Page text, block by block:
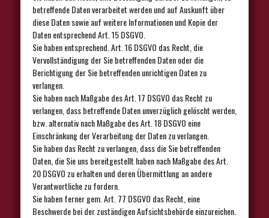
betreffende Daten verarbeitet werden und auf Auskunft über
diese Daten sowie auf weitere Informationen und Kopie der
Daten entsprechend Art. 15 DSGVO.
Sie haben entsprechend. Art. 16 DSGVO das Recht, die
Vervollständigung der Sie betreffenden Daten oder die
Berichtigung der Sie betreffenden unrichtigen Daten zu
verlangen.
Sie haben nach Maßgabe des Art. 17 DSGVO das Recht zu
verlangen, dass betreffende Daten unverzüglich gelöscht werden,
bzw. alternativ nach Maßgabe des Art. 18 DSGVO eine
Einschränkung der Verarbeitung der Daten zu verlangen.
Sie haben das Recht zu verlangen, dass die Sie betreffenden
Daten, die Sie uns bereitgestellt haben nach Maßgabe des Art.
20 DSGVO zu erhalten und deren Übermittlung an andere
Verantwortliche zu fordern.
Sie haben ferner gem. Art. 77 DSGVO das Recht, eine
Beschwerde bei der zuständigen Aufsichtsbehörde einzureichen.